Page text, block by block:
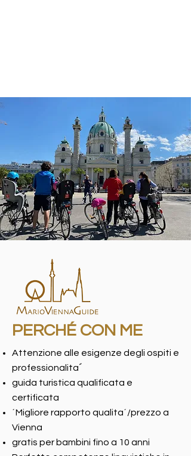
PERCHÉ CON ME
Attenzione alle esigenze degli ospiti e
professionalita´
guida turistica qualificata e
certificata
´Migliore rapporto qualita´/prezzo a
Vienna
gratis per bambini fino a 10 anni